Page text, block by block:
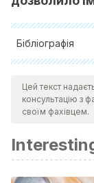
Бібліографія
dimensiones.
https://
autoestima.
Цей текст
консультацію з
своїм фахівцем.